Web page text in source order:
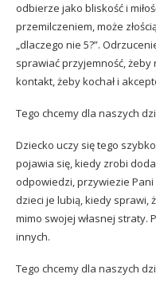
odbierze jako bliskość i
przemilczeniem, może
„dlaczego nie 5?”.
sprawiać przyjemność,
kontakt, żeby kochał i
Tego chcemy dla naszych
Dziecko uczy się tego
pojawia się, kiedy zrobi
odpowiedzi, przywiezie
dzieci je lubią, kiedy sprawi,
mimo swojej własnej straty.
innych.
Tego chcemy dla naszych